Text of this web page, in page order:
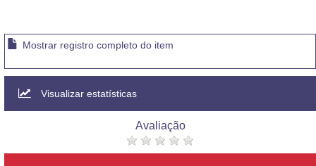
Mostrar registro completo do item
Visualizar estatísticas
Avaliação